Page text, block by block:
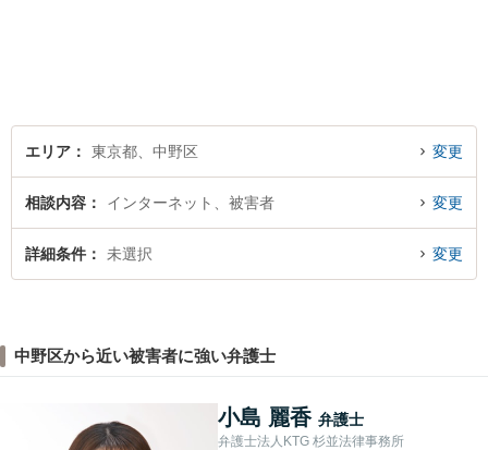
エリア 東京都、中野区 変更
相談内容 インターネット、被害者 変更
詳細条件 未選択 変更
中野区から近い被害者に強い弁護士
小島 麗香 弁護士
弁護士法人KTG 杉並法律事務所